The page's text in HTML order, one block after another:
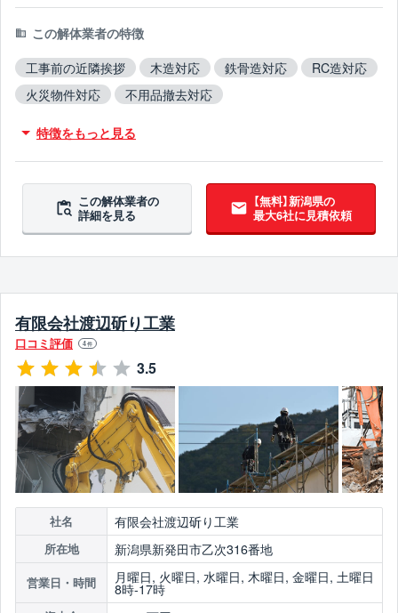
この解体業者の特徴
工事前の近隣挨拶
木造対応 鉄骨造対応
RC造対応
火災物件対応
不用品撤去対応
特徴をもっと見る
この解体業者の
詳細を見る
【無料】新潟県の
最大6社に見積依頼
有限会社渡辺斫り工業
口コミ評価 4件
3.5
社名 有限会社渡辺斫り工業
所在地 新潟県新発田市乙次316番地
営業日・時間 月曜日, 火曜日, 水曜日, 木曜日, 金曜日, 土曜日
8時-17時